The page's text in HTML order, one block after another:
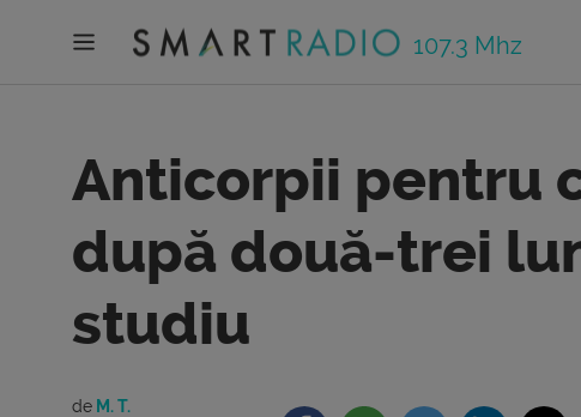
107.3 Mhz
Anticorpii pentru
după două-trei
studiu
de M. T.